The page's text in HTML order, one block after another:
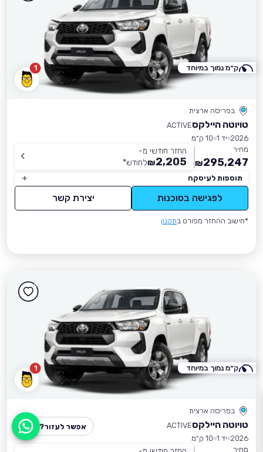
1
בפריסה ארצית
טויוטה היילקסACTIVE
2026 יד 1
10 ק״מ
מחיר
295,247
₪
החזר חודשי מ-
2,205
₪לחודש*
תוספות לעיסקה
לפגישה בסוכנות יצירת קשר
*חישוב ההחזר מפורט בתקנון
ק״מ נמוך במיוחד
1
בפריסה ארצית
טויוטה היילקסACTIVE
2026 יד 1
10 ק״מ
מחיר
ק״מ נמוך במיוחד
אפשר לעזור?